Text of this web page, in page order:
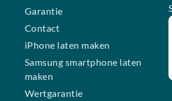
Garantie
Contact
iPhone laten maken
Samsung smartphone laten
maken
Wertgarantie